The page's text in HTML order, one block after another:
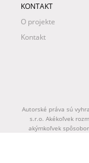
KONTAKT
O projekte
Kontakt
Autorské práva sú
s.r.o. Akékoľvek
akýmkoľvek